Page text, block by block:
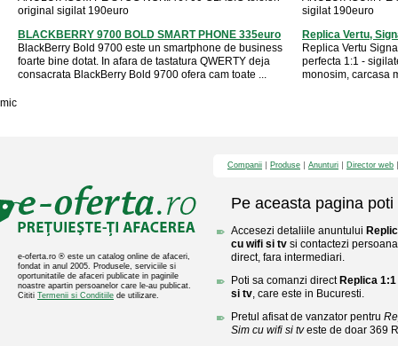
original sigilat 190euro
sigilat 190euro
BLACKBERRY 9700 BOLD SMART PHONE 335euro
BlackBerry Bold 9700 este un smartphone de business
foarte bine dotat. In afara de tastatura QWERTY deja
consacrata BlackBerry Bold 9700 ofera cam toate ...
Replica Vertu,
Replica Vertu
perfecta 1:1 -
monosim, carcasa
mic
e-oferta.ro ® este un catalog online de afaceri,
fondat in anul 2005. Produsele, serviciile si
oportunitatile de afaceri publicate in paginile
noastre apartin persoanelor care le-au publicat.
Cititi Termenii si Conditiile de utilizare.
Companii Produse Anunturi Director web
Pe aceasta pagina poti
Accesezi detaliile anuntului
cu wifi si tv si contactezi
direct, fara intermediari.
Poti sa comanzi direct Replica
si tv, care este in Bucuresti.
Pretul afisat de vanzator pentru
Sim cu wifi si tveste de doar 369